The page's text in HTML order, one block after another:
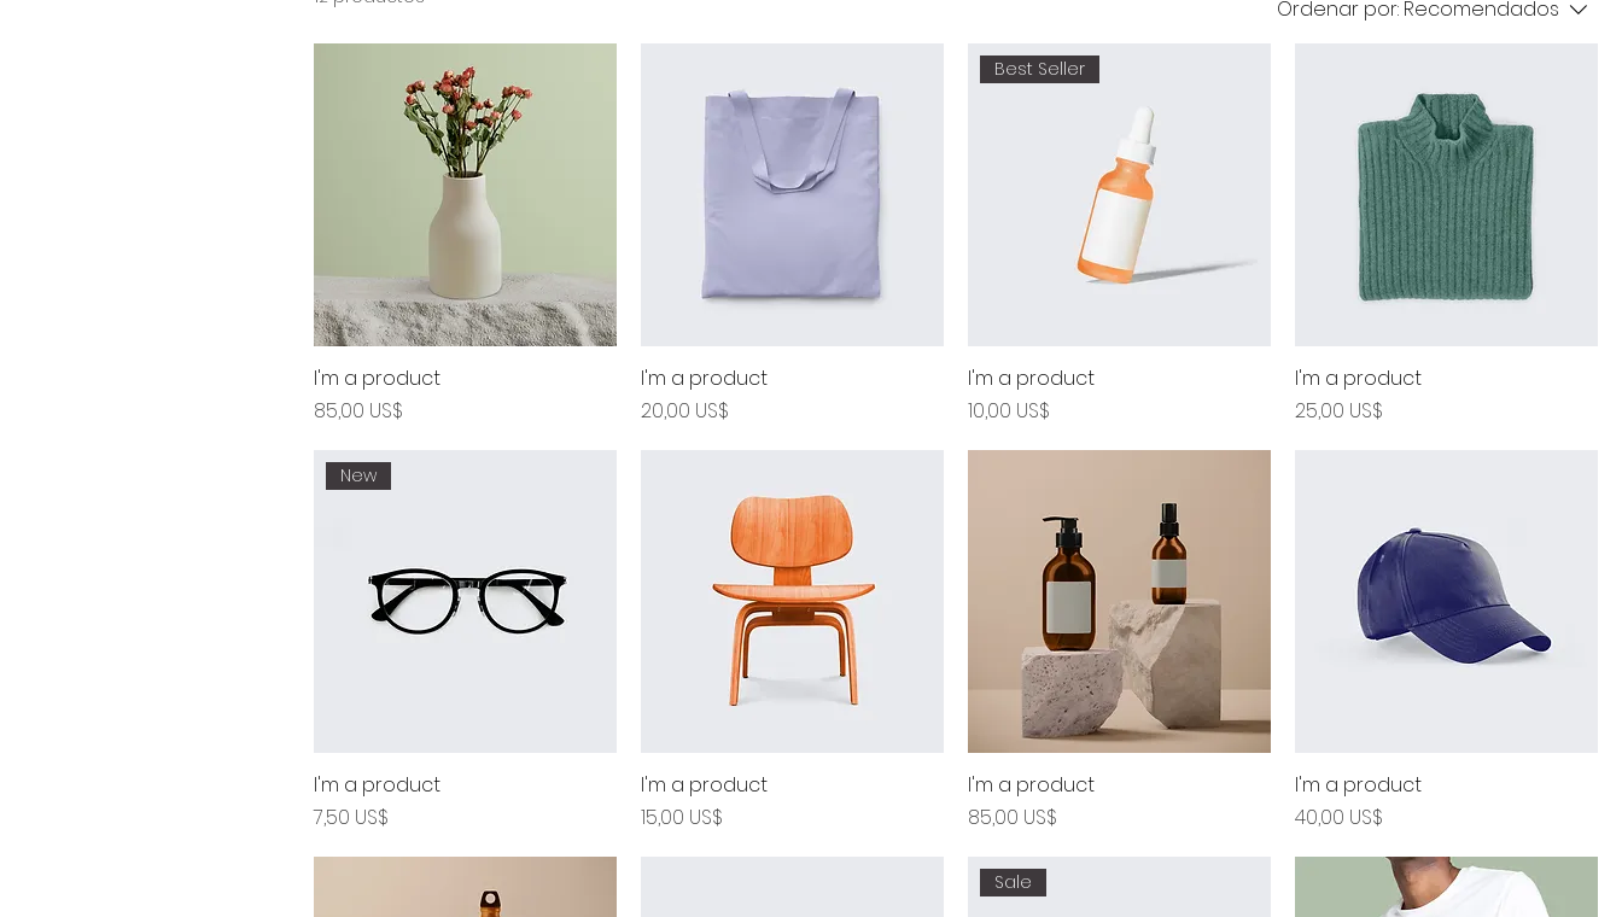
Ordenar por: Recomendados
I'm a product
Precio
85,00 US$
I'm a product
Precio
20,00 US$
Best Seller
I'm a product
Precio
10,00 US$
I'm a product
Precio
25,00 US$
New
I'm a product
Precio
7,50 US$
I'm a product
Precio
15,00 US$
I'm a product
Precio
85,00 US$
I'm a product
Precio
40,00 US$
Sale